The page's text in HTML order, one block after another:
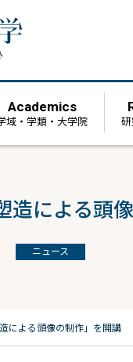
Academics
域・学類・大学院
造による頭
ニュース
による頭像の制作」を開講